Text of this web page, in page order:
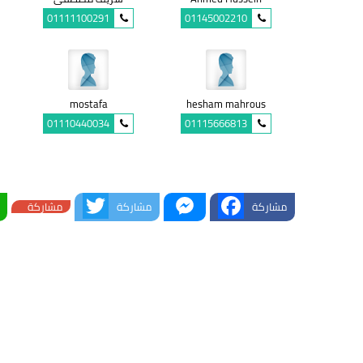
01145002210
01111100291
hesham mahrous
01115666813
mostafa
01110440034
مشاركة Facebook
Messenger
مشاركة Twitterمشاركة